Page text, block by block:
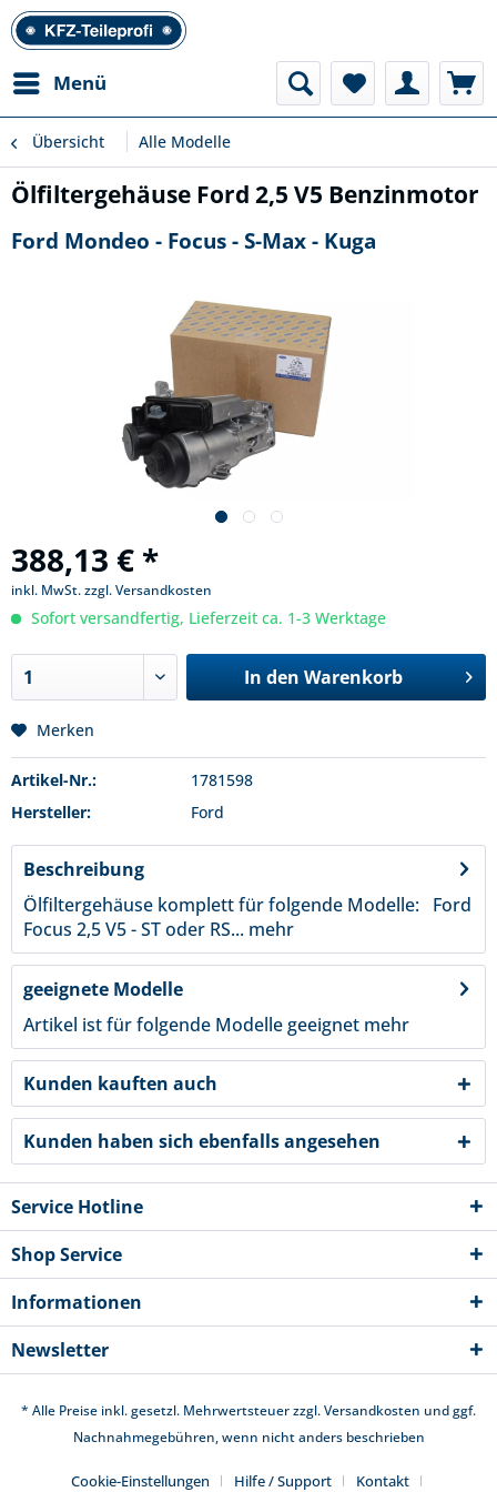
Menü
Übersicht Alle Modelle
Ölfiltergehäuse Ford 2,5 V5 Benzinmotor
Ford Mondeo - Focus - S-Max - Kuga
388,13 € *
inkl. MwSt.zzgl. Versandkosten
Sofort versandfertig, Lieferzeit ca. 1-3 Werktage
In den Warenkorb
Merken
Artikel-Nr.:
1781598
Hersteller:
Ford
Beschreibung
Ölfiltergehäuse komplett für folgende Modelle: Ford
Focus 2,5 V5 - ST oder RS... mehr
geeignete Modelle
Artikel ist für folgende Modelle geeignet mehr
Kunden kauften auch
Kunden haben sich ebenfalls angesehen
Service Hotline
Shop Service
Informationen
Newsletter
* Alle Preise inkl. gesetzl. Mehrwertsteuer zzgl.Versandkosten und ggf.
Nachnahmegebühren, wenn nicht anders beschrieben
Cookie-Einstellungen Hilfe / Support Kontakt